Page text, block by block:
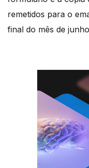
remetidos para o
final do mês de